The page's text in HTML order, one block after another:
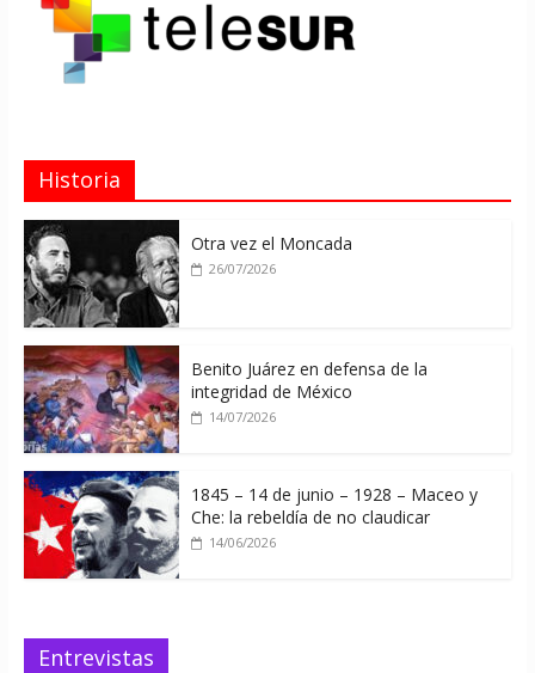
Historia
Otra vez el Moncada
26/07/2026
Benito Juárez en defensa de la
integridad de México
14/07/2026
1845 – 14 de junio – 1928 – Maceo y
Che: la rebeldía de no claudicar
14/06/2026
Entrevistas